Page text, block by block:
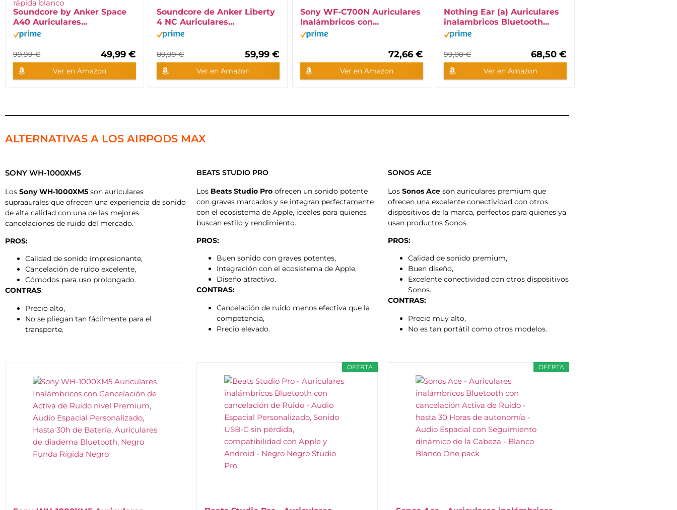
Soundcore by Anker Space
A40 Auriculares...
99,99 € 49,99 €
Ver en Amazon
Soundcore de Anker Liberty
4 NC Auriculares...
89,99 € 59,99 €
Ver en Amazon
Sony WF-C700N Auriculares
Inalámbricos con...
72,66 €
Ver en Amazon
Nothing Ear (a) Auriculares
inalambricos Bluetooth...
99,00 € 68,50 €
Ver en Amazon
ALTERNATIVAS A LOS AIRPODS MAX
SONY WH-1000XM5
Los Sony WH-1000XM5 son auriculares
supraaurales que ofrecen una experiencia de sonido
de alta calidad con una de las mejores
cancelaciones de ruido del mercado.
PROS:
Calidad de sonido impresionante,
Cancelación de ruido excelente,
Cómodos para uso prolongado.
CONTRAS:
Precio alto,
No se pliegan tan fácilmente para el
transporte.
BEATS STUDIO PRO
Los Beats Studio Proofrecen un sonido potente
con graves marcados y se integran perfectamente
con el ecosistema de Apple, ideales para quienes
buscan estilo y rendimiento.
PROS:
Buen sonido con graves potentes,
Integración con el ecosistema de Apple,
Diseño atractivo.
CONTRAS:
Cancelación de ruido menos efectiva que la
competencia,
Precio elevado.
OFERTA
SONOS ACE
Los Sonos Aceson auriculares premium que
ofrecen una excelente conectividad con otros
dispositivos de la marca, perfectos para quienes ya
usan productos Sonos.
PROS:
Calidad de sonido premium,
Buen diseño,
Excelente conectividad con otros dispositivos
Sonos.
CONTRAS:
Precio muy alto,
No es tan portátil como otros modelos.
OFERTA